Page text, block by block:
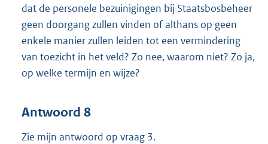
dat de personele bezuinigingen bij Staatsbosbeheer
geen doorgang zullen vinden of althans op geen
enkele manier zullen leiden tot een vermindering
van toezicht in het veld? Zo nee, waarom niet? Zo ja,
op welke termijn en wijze?
Antwoord 8
Zie mijn antwoord op vraag 3.